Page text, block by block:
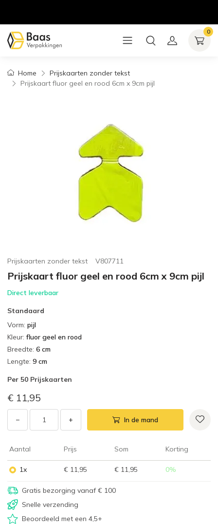
0
Home
Prijskaarten zonder tekst
Prijskaart fluor geel en rood 6cm x 9cm pijl
Prijskaarten zonder tekst V807711
Prijskaart fluor geel en rood 6cm x 9cm pijl
Direct leverbaar
Standaard
Vorm: pijl
Kleur: fluor geel en rood
Breedte: 6 cm
Lengte: 9 cm
Per 50 Prijskaarten
€ 11,95
− + In de mand
Aantal Prijs Som Korting
1x € 11,95 € 11,95 0%
Gratis bezorging vanaf € 100
Snelle verzending
Beoordeeld met een 4,5+